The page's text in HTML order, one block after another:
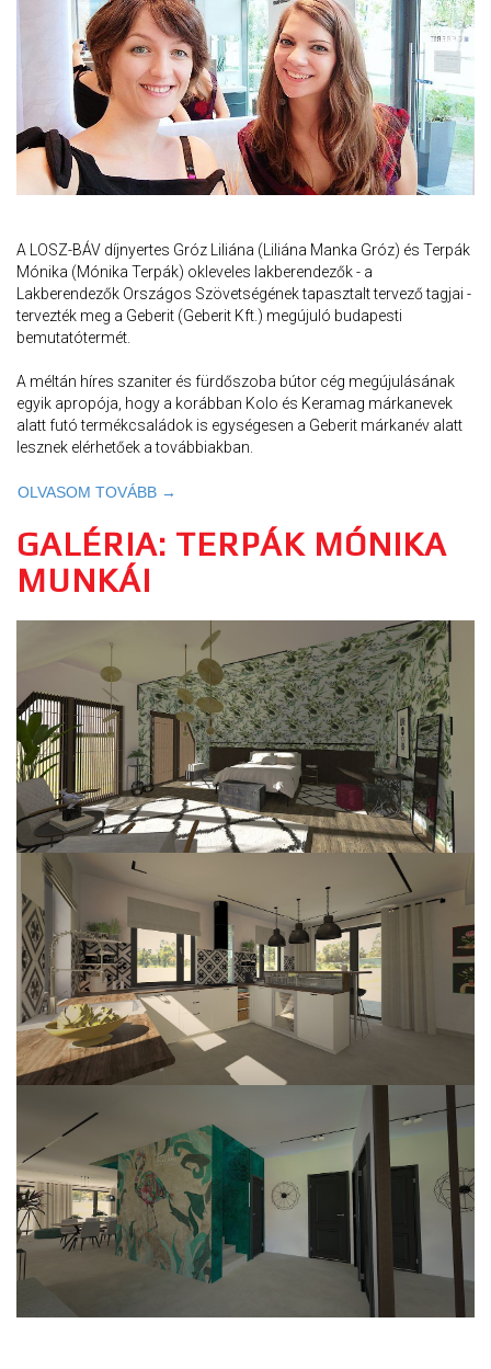
A LOSZ-BÁV díjnyertes Gróz Liliána (Liliána Manka Gróz) és Terpák
Mónika (Mónika Terpák) okleveles lakberendezők - a
Lakberendezők Országos Szövetségének tapasztalt tervező tagjai -
tervezték meg a Geberit (Geberit Kft.) megújuló budapesti
bemutatótermét.
A méltán híres szaniter és fürdőszoba bútor cég megújulásának
egyik apropója, hogy a korábban Kolo és Keramag márkanevek
alatt futó termékcsaládok is egységesen a Geberit márkanév alatt
lesznek elérhetőek a továbbiakban.
OLVASOM TOVÁBB →
GALÉRIA: TERPÁK MÓNIKA
MUNKÁI